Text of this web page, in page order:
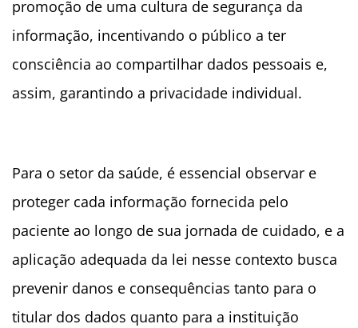
promoção de uma cultura de segurança da
informação, incentivando o público a ter
consciência ao compartilhar dados pessoais e,
assim, garantindo a privacidade individual.
Para o setor da saúde, é essencial observar e
proteger cada informação fornecida pelo
paciente ao longo de sua jornada de cuidado, e a
aplicação adequada da lei nesse contexto busca
prevenir danos e consequências tanto para o
titular dos dados quanto para a instituição